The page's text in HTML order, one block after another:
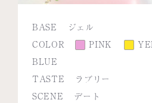
BASE
ジェル
COLOR
PINK
BLUE
TASTE
ラブリー
SCENE
デート